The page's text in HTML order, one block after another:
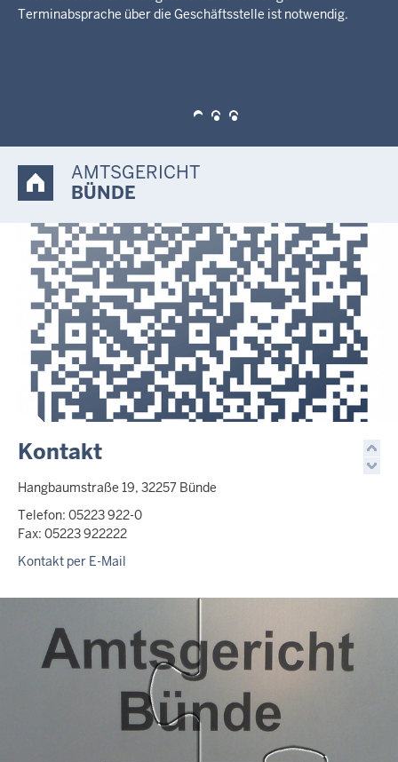
Prüfen Sie hier vorab, ob Ihnen Beratungshilfe bewilligt
AMTSGERICHT
BÜNDE
Kontakt
Hangbaumstraße 19, 32257 Bünde
Telefon: 05223 922-0
Fax: 05223 922222
Kontakt per E-Mail